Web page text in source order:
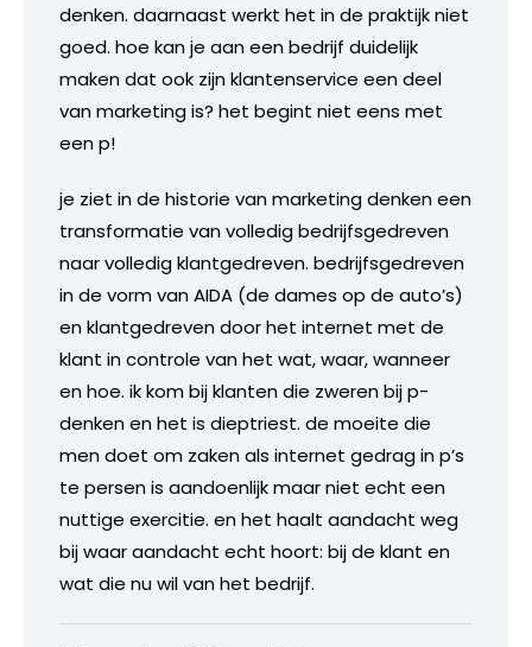
denken. daarnaast werkt het in de praktijk niet
goed. hoe kan je aan een bedrijf duidelijk
maken dat ook zijn klantenservice een deel
van marketing is? het begint niet eens met
een p!
je ziet in de historie van marketing denken een
transformatie van volledig bedrijfsgedreven
naar volledig klantgedreven. bedrijfsgedreven
in de vorm van AIDA (de dames op de auto’s)
en klantgedreven door het internet met de
klant in controle van het wat, waar, wanneer
en hoe. ik kom bij klanten die zweren bij p-
denken en het is dieptriest. de moeite die
men doet om zaken als internet gedrag in p’s
te persen is aandoenlijk maar niet echt een
nuttige exercitie. en het haalt aandacht weg
bij waar aandacht echt hoort: bij de klant en
wat die nu wil van het bedrijf.